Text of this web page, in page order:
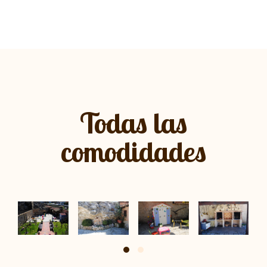
Todas las
comodidades